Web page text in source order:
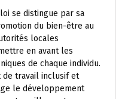
se distingue par sa
du bien-être au
locales
en avant les
de chaque individu.
de travail inclusif et
le développement